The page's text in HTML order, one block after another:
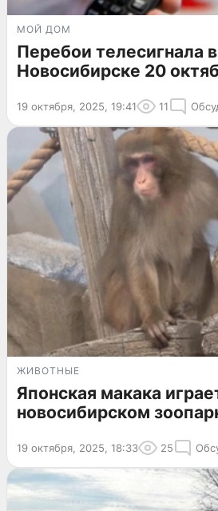
МОЙ ДОМ
Перебои телесигнала в
Новосибирске 20
19 октября, 2025, 19:41 11
ЖИВОТНЫЕ
Японская макака
новосибирском
19 октября, 2025, 18:33 25